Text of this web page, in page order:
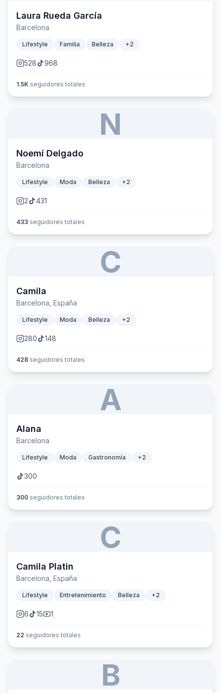
Laura Rueda García
Barcelona
Lifestyle Familia Belleza +2
528 968
1.5K seguidores totales
N
Noemí Delgado
Barcelona
Lifestyle Moda Belleza +2
2 431
433 seguidores totales
C
Camila
Barcelona, España
Lifestyle Moda Belleza +2
280 148
428 seguidores totales
A
Alana
Barcelona
Lifestyle Moda Gastronomía +2
300
300 seguidores totales
C
Camila Platin
Barcelona, España
Lifestyle Entretenimiento Belleza +2
6 15 1
22 seguidores totales
B